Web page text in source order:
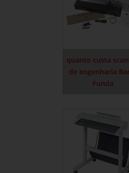
quanto custa
de engenharia
Funda